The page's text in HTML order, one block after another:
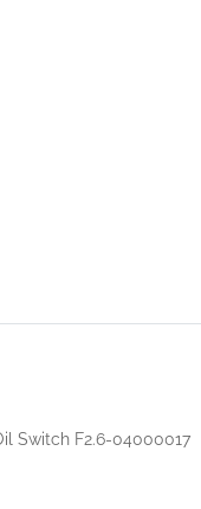
Switch F2.6-04000017